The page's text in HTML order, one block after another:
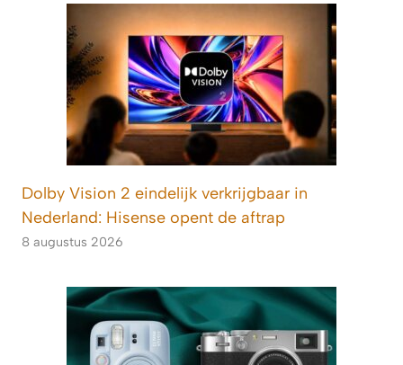
Dolby Vision 2 eindelijk verkrijgbaar in
Nederland: Hisense opent de aftrap
8 augustus 2026